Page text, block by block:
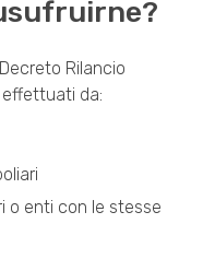
Rilancio
effettuati da:
o enti con le stesse